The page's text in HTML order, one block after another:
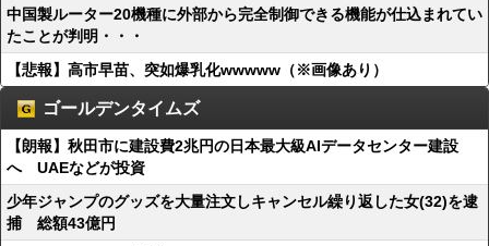
中国製ルーター20機種に外部から完全制御できる機能が仕込まれてい
たことが判明・・・
【悲報】高市早苗、突如爆乳化wwwww（※画像あり）
ゴールデンタイムズ
【朗報】秋田市に建設費2兆円の日本最大級AIデータセンター建設
へ UAEなどが投資
少年ジャンプのグッズを大量注文しキャンセル繰り返した女(32)を逮
捕 総額43億円